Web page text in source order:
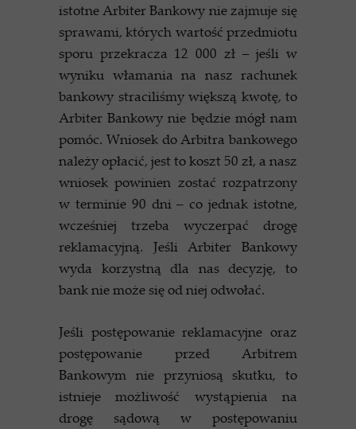
istotne Arbiter Bankowy nie zajmuje się
sprawami, których wartość przedmiotu
sporu przekracza 12 000 zł – jeśli w
wyniku włamania na nasz rachunek
bankowy straciliśmy większą kwotę, to
Arbiter Bankowy nie będzie mógł nam
pomóc. Wniosek do Arbitra bankowego
należy opłacić, jest to koszt 50 zł, a nasz
wniosek powinien zostać rozpatrzony
w terminie 90 dni – co jednak istotne,
wcześniej trzeba wyczerpać drogę
reklamacyjną. Jeśli Arbiter Bankowy
wyda korzystną dla nas decyzję, to
bank nie może się od niej odwołać.
Jeśli postępowanie reklamacyjne oraz
postępowanie przed Arbitrem
Bankowym nie przyniosą skutku, to
istnieje możliwość wystąpienia na
drogę sądową w postępowaniu